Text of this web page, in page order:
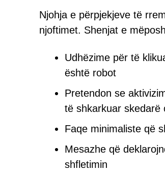
Njohja e përpjekjeve të
njoftimet. Shenjat e
Udhëzime për të
është robot
Pretendon se
të shkarkuar skedarë
Faqe minimaliste që
Mesazhe që
shfletimin